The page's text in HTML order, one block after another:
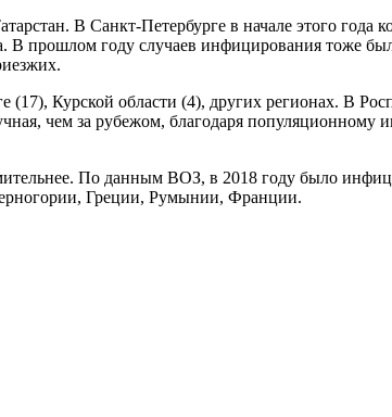
В Санкт-Петербурге в начале этого года
В прошлом году случаев инфицирования тоже
Курской области (4), других регионах. В
чем за рубежом, благодаря популяционному
По данным ВОЗ, в 2018 году было
Греции, Румынии, Франции.